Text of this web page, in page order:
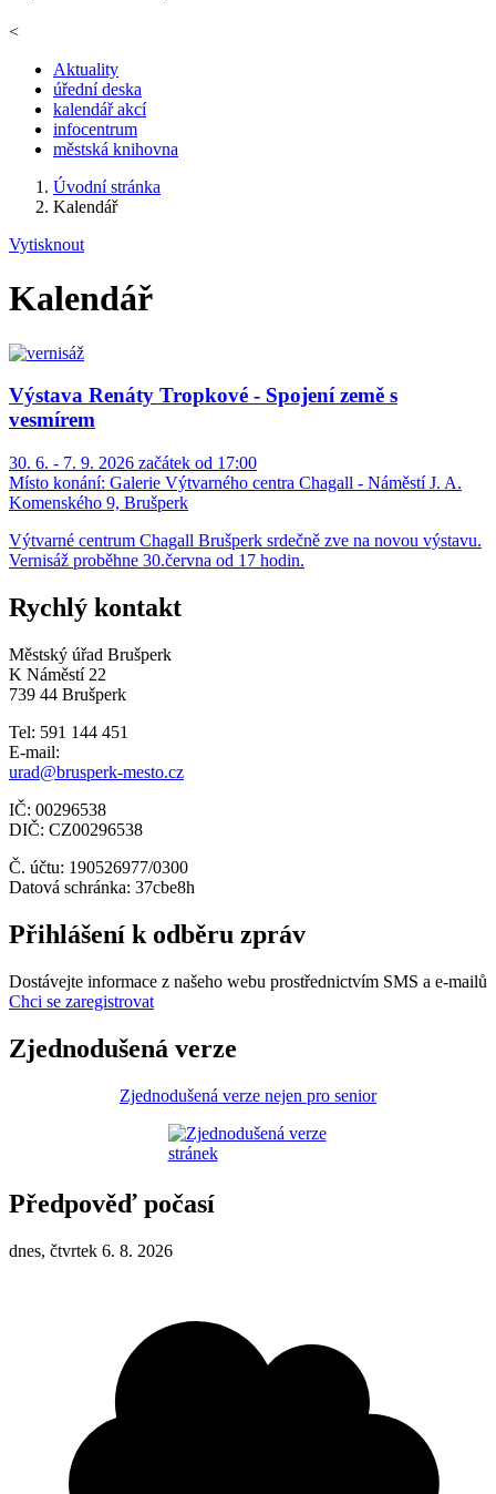
<
Aktuality
úřední deska
kalendář akcí
infocentrum
městská knihovna
Úvodní stránka
Kalendář
Vytisknout
Kalendář
Výstava Renáty Tropkové - Spojení země s
vesmírem
30. 6. - 7. 9. 2026 začátek od 17:00
Místo konání: Galerie Výtvarného centra Chagall - Náměstí J. A.
Komenského 9, Brušperk
Výtvarné centrum Chagall Brušperk srdečně zve na novou výstavu.
Vernisáž proběhne 30.června od 17 hodin.
Rychlý kontakt
Městský úřad Brušperk
K Náměstí 22
739 44 Brušperk
Tel: 591 144 451
E-mail:
urad@brusperk-mesto.cz
IČ: 00296538
DIČ: CZ00296538
Č. účtu: 190526977/0300
Datová schránka: 37cbe8h
Přihlášení k odběru zpráv
Dostávejte informace z našeho webu prostřednictvím SMS a e-mailů
Chci se zaregistrovat
Zjednodušená verze
Zjednodušená verze nejen pro senior
Předpověď počasí
dnes, čtvrtek 6. 8. 2026